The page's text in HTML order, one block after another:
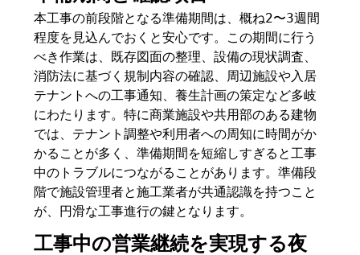
本工事の前段階となる準備期間は、概ね2〜3週間
程度を見込んでおくと安心です。この期間に行う
べき作業は、既存図面の整理、設備の現状調査、
消防法に基づく規制内容の確認、周辺施設や入居
テナントへの工事通知、養生計画の策定など多岐
にわたります。特に商業施設や共用部のある建物
では、テナント調整や利用者への周知に時間がか
かることが多く、準備期間を短縮しすぎると工事
中のトラブルにつながることがあります。準備段
階で施設管理者と施工業者が共通認識を持つこと
が、円滑な工事進行の鍵となります。
工事中の営業継続を実現する夜